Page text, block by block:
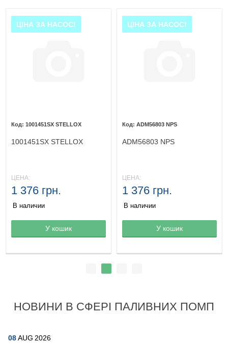
Товар в корзине
ЦІНА ЗА НАСОС!
1001451SX STELLOX
1001451SX STELLOX
ЦЕНА:
1 376 грн.
В наличии
У кошик Товар в корзине
ЦІНА ЗА НАСОС!
ADM56803 NPS
ADM56803 NPS
ЦЕНА:
1 376 грн.
В наличии
У кошик
НОВИНИ В СФЕРІ ПАЛИВНИХ ПОМП
08AUG 2026